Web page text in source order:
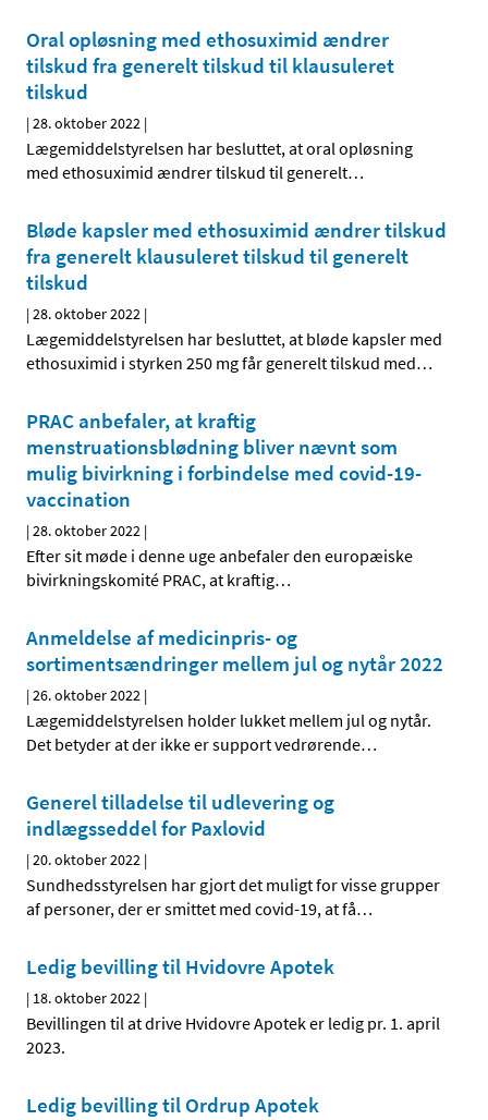
Oral opløsning med ethosuximid ændrer
tilskud fra generelt tilskud til klausuleret
tilskud
|28. oktober 2022 |
Lægemiddelstyrelsen har besluttet, at oral opløsning
med ethosuximid ændrer tilskud til generelt…
Bløde kapsler med ethosuximid ændrer tilskud
fra generelt klausuleret tilskud til generelt
tilskud
|28. oktober 2022 |
Lægemiddelstyrelsen har besluttet, at bløde kapsler med
ethosuximid i styrken 250 mg får generelt tilskud med…
PRAC anbefaler, at kraftig
menstruationsblødning bliver nævnt som
mulig bivirkning i forbindelse med covid-19-
vaccination
|28. oktober 2022 |
Efter sit møde i denne uge anbefaler den europæiske
bivirkningskomité PRAC, at kraftig…
Anmeldelse af medicinpris- og
sortimentsændringer mellem jul og nytår 2022
|26. oktober 2022 |
Lægemiddelstyrelsen holder lukket mellem jul og nytår.
Det betyder at der ikke er support vedrørende…
Generel tilladelse til udlevering og
indlægsseddel for Paxlovid
|20. oktober 2022 |
Sundhedsstyrelsen har gjort det muligt for visse grupper
af personer, der er smittet med covid-19, at få…
Ledig bevilling til Hvidovre Apotek
| 18. oktober 2022 |
Bevillingen til at drive Hvidovre Apotek er ledig pr. 1. april
2023.
Ledig bevilling til Ordrup Apotek